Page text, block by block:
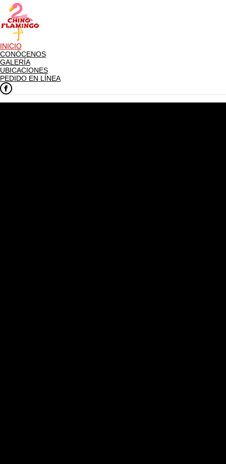
INICIO
CONÓCENOS
GALERÍA
UBICACIONES
PEDIDO EN LÍNEA